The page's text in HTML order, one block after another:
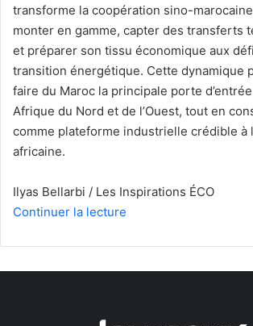
transforme la coopération sino-
monter en gamme, capter des transferts
et préparer son tissu économique aux
transition énergétique. Cette dynamique
faire du Maroc la principale porte
Afrique du Nord et de l’Ouest, tout en
comme plateforme industrielle crédible à
africaine.
Ilyas Bellarbi / Les Inspirations ÉCO
Continuer la lecture